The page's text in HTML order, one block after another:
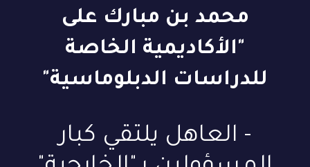
محمد بن مبارك على
"الأكاديمية الخاصة
للدراسات الدبلوماسية"
- العاهل يلتقي كبار